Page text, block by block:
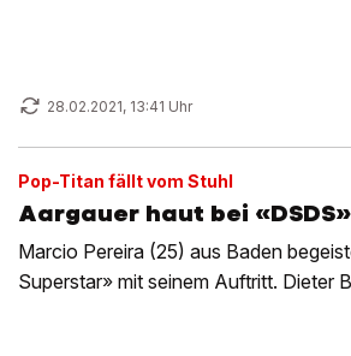
28.02.2021, 13:41 Uhr
Pop-Titan fällt vom Stuhl
Aargauer haut bei
Marcio Pereira (25) aus Baden
Superstar» mit seinem Auftritt. Dieter